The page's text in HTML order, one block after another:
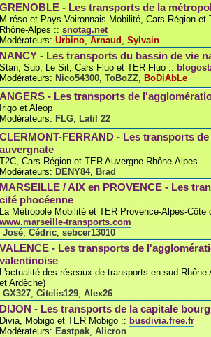
GRENOBLE - Les transports de la
M réso et Pays Voironnais Mobilité, Cars Région et
Rhône-Alpes :: snotag.net
Modérateurs: Urbino Arnaud Sylvain
NANCY - Les transports du bassin de vie
Stan, Sub, Le Sit, Cars Fluo et TER Fluo ::
Modérateurs: Nico54300 ToBoZZ BoDiAbLe
ANGERS - Les transports de
Irigo et Aleop
Modérateurs: FLG Latil 22
CLERMONT-FERRAND - Les transports
auvergnate
T2C, Cars Région et TER Auvergne-Rhône-Alpes
Modérateurs: DENY84, Brad
MARSEILLE / AIX en PROVENCE - Les
cité phocéenne
La Métropole Mobilité et TER Provence-Alpes-Côte
www.marseille-transports.com
José Cédric sebcer13010
VALENCE - Les transports de
valentinoise
L'actualité des réseaux de transports en sud Rhône
et Ardèche)
GX327 Citelis129 Alex26
DIJON - Les transports de la capitale
Divia, Mobigo et TER Mobigo :: busdivia.free.fr
Modérateurs: Eastpak Alicron